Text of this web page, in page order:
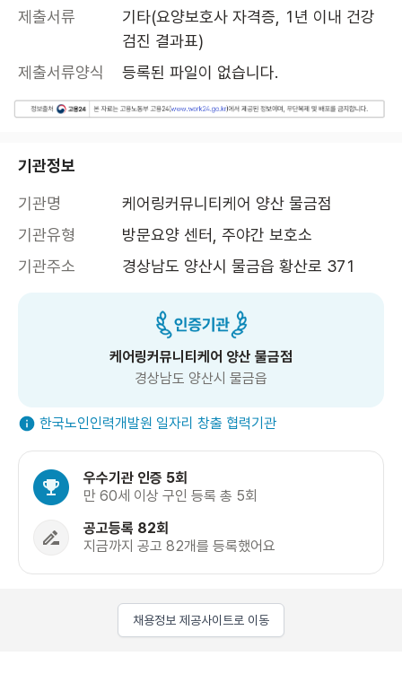
제출서류
기타(요양보호사 자격증, 1년 이내 건강
검진 결과표)
제출서류양식
등록된 파일이 없습니다.
기관정보
기관명
케어링커뮤니티케어 양산 물금점
기관유형
방문요양 센터, 주야간 보호소
기관주소
경상남도 양산시 물금읍 황산로 371
케어링커뮤니티케어 양산 물금점
경상남도 양산시 물금읍
한국노인인력개발원 일자리 창출 협력기관
우수기관 인증 5회
만 60세 이상 구인 등록 총 5회
공고등록 82회
지금까지 공고 82개를 등록했어요
채용정보 제공사이트로 이동